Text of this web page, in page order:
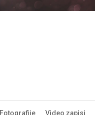
Fotografije Video zapisi